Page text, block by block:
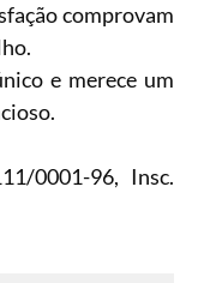
comprovam
e merece um
0001-96, Insc.